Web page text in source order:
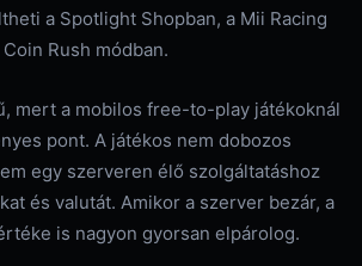
a Spotlight Shopban, a Mii Racing
Rush módban.
mert a mobilos free-to-play játékoknál
pont. A játékos nem dobozos
egy szerveren élő szolgáltatáshoz
és valutát. Amikor a szerver bezár, a
is nagyon gyorsan elpárolog.